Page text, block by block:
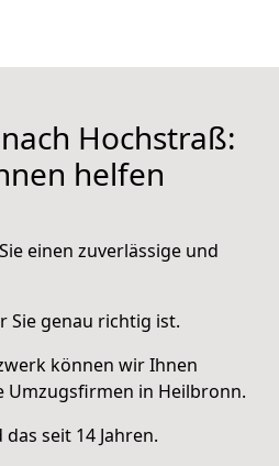
Hochstraß:
helfen
einen zuverlässige und
Sie genau richtig ist.
können wir Ihnen
Umzugsfirmen in Heilbronn.
seit 14 Jahren.